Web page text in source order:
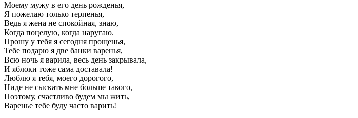
Моему мужу в его день рожденья,
Я пожелаю только терпенья,
Ведь я жена не спокойная, знаю,
Когда поцелую, когда наругаю.
Прошу у тебя я сегодня прощенья,
Тебе подарю я две банки варенья,
Всю ночь я варила, весь день закрывала,
И яблоки тоже сама доставала!
Люблю я тебя, моего дорогого,
Ниде не сыскать мне больше такого,
Поэтому, счастливо будем мы жить,
Варенье тебе буду часто варить!